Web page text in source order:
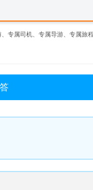
专属司机、专属导游、专属旅程